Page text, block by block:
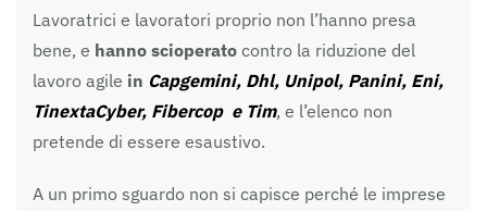
Lavoratrici e lavoratori proprio non l’hanno presa
bene, e hanno scioperato contro la riduzione del
lavoro agile in Capgemini, Dhl, Unipol, Panini, Eni,
TinextaCyber, Fibercop e Tim, e l’elenco non
pretende di essere esaustivo.
A un primo sguardo non si capisce perché le imprese